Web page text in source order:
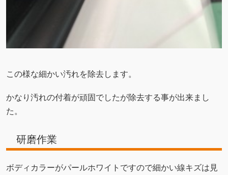
この様な細かい汚れを除去します。
かなり汚れの付着が頑固でしたが除去する事が出来まし
た。
研磨作業
ボディカラーがパールホワイトですので細かい線キズは見